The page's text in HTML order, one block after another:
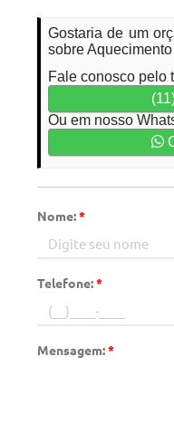
Gostaria de um
sobre
Fale conosco pelo
Ou em nosso
Nome:*
Telefone:*
Mensagem:*